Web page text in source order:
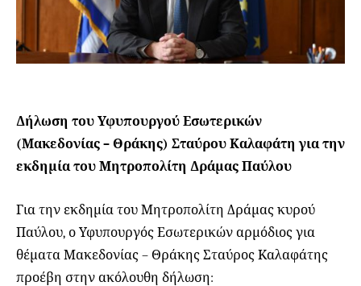
Δήλωση του Υφυπουργού Εσωτερικών
(Μακεδονίας – Θράκης) Σταύρου Καλαφάτη για την
εκδημία του Μητροπολίτη Δράμας Παύλου
Για την εκδημία του Μητροπολίτη Δράμας κυρού
Παύλου, ο Υφυπουργός Εσωτερικών αρμόδιος για
θέματα Μακεδονίας – Θράκης Σταύρος Καλαφάτης
προέβη στην ακόλουθη δήλωση: